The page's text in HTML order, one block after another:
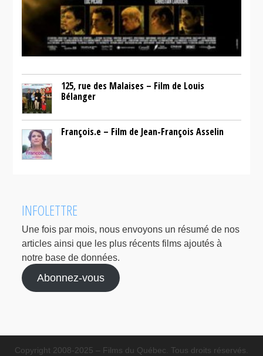
125, rue des Malaises – Film de Louis
Bélanger
François.e – Film de Jean-François Asselin
INFOLETTRE
Une fois par mois, nous envoyons un résumé de nos
articles ainsi que les plus récents films ajoutés à
notre base de données.
Abonnez-vous
Copyright 2008-2025 – Films du Québec. Tous droits réservés.